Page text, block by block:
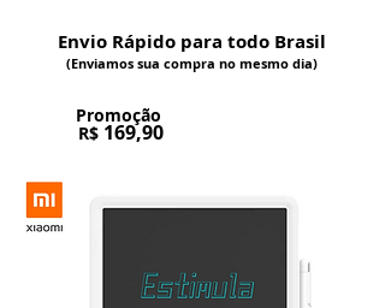
Envio Rápido para todo Brasil
(Enviamos sua compra no mesmo dia)
Promoção
R$ 169,90